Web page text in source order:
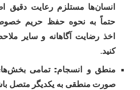
انسان‌ها مستلزم رعایت دقیق
حتماً به نحوه حفظ حریم
اخذ رضایت آگاهانه و سایر
کنید.
منطق و انسجام: تمامی
صورت منطقی به یکدیگر متصل